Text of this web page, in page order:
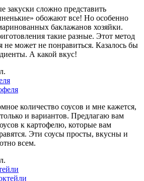
закуски сложно представить
обожают все! Но особенно
баклажанов хозяйки.
такие разные. Этот метод
не может не понравиться. Казалось бы
А какой вкус!
количество соусов и мне кажется,
и вариантов. Предлагаю вам
к картофелю, которые вам
Эти соусы просты, вкусны и
всем.